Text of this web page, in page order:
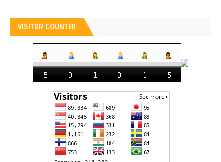
VISITOR COUNTER